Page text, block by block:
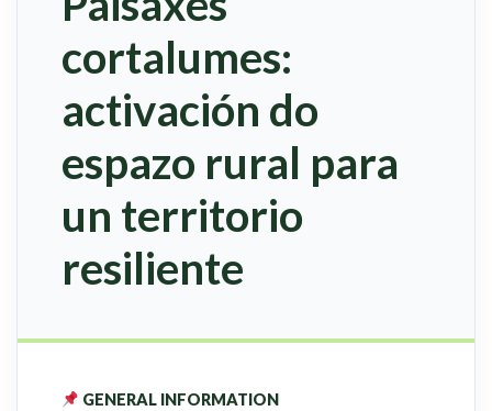
cortalumes:
activación do
espazo rural para
un territorio
resiliente
GENERAL INFORMATION